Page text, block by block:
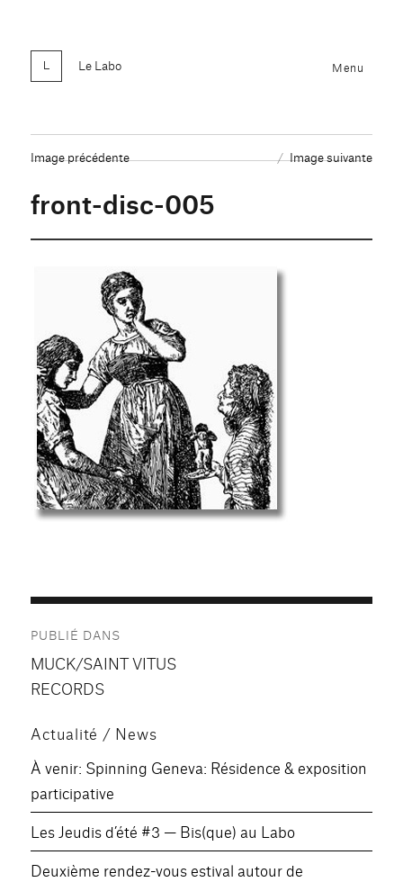
Le Labo Menu
Image précédente Image suivante
front-disc-005
de
l’article
PUBLIÉ DANS
MUCK/SAINT VITUS
RECORDS
Actualité / News
À venir: Spinning Geneva: Résidence & exposition
participative
Les Jeudis d’été #3 — Bis(que) au Labo
Deuxième rendez-vous estival autour de